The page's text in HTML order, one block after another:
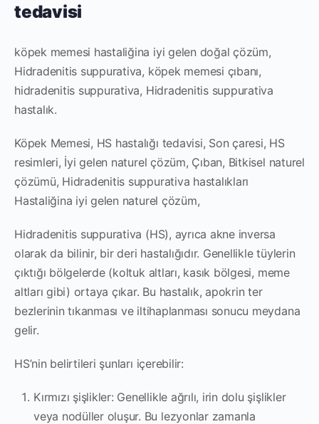
tedavisi
köpek memesi hastaliğina iyi gelen doğal çözüm,
Hidradenitis suppurativa, köpek memesi çıbanı,
hidradenitis suppurativa, Hidradenitis suppurativa
hastalık.
Köpek Memesi, HS hastalığı tedavisi, Son çaresi, HS
resimleri, İyi gelen naturel çözüm, Çıban, Bitkisel naturel
çözümü, Hidradenitis suppurativa hastalıkları
Hastaliğina iyi gelen naturel çözüm,
Hidradenitis suppurativa (HS), ayrıca akne inversa
olarak da bilinir, bir deri hastalığıdır. Genellikle tüylerin
çıktığı bölgelerde (koltuk altları, kasık bölgesi, meme
altları gibi) ortaya çıkar. Bu hastalık, apokrin ter
bezlerinin tıkanması ve iltihaplanması sonucu meydana
gelir.
HS’nin belirtileri şunları içerebilir:
Kırmızı şişlikler: Genellikle ağrılı, irin dolu şişlikler
veya nodüller oluşur. Bu lezyonlar zamanla